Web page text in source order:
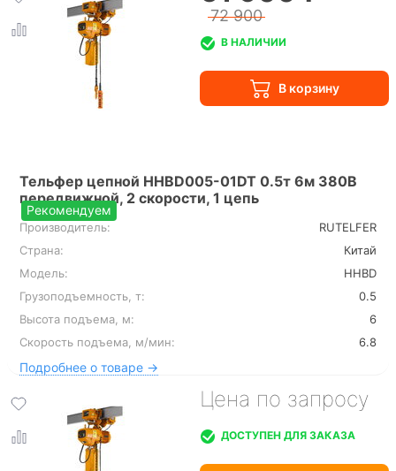
Тельфер цепной HHBD005-01DT 0.5т 6м 380В
передвижной, 2 скорости, 1 цепь
Производитель:
RUTELFER
Страна:
Китай
Модель:
HHBD
Грузоподъемность, т:
0.5
Высота подъема, м:
6
Скорость подъема, м/мин:
6.8
Подробнее о товаре →
72 900
Рекомендуем
В НАЛИЧИИ
Цена по запросу
ДОСТУПЕН ДЛЯ ЗАКАЗА